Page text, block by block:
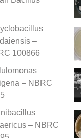
–
100866
– NBRC
– NBRC